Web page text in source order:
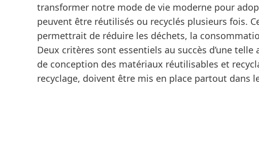
transformer notre mode de vie moderne pour
peuvent être réutilisés ou recyclés plusieurs fois.
permettrait de réduire les déchets, la
Deux critères sont essentiels au succès d’une
de conception des matériaux réutilisables et
recyclage, doivent être mis en place partout dans